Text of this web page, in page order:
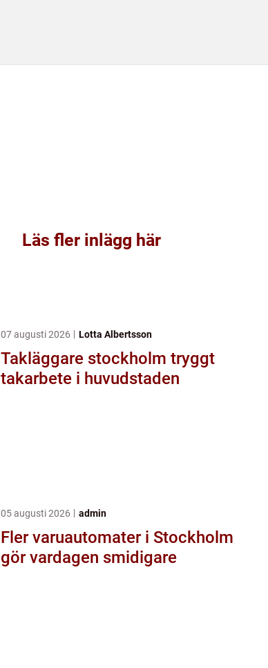
Läs fler inlägg här
07 augusti 2026 Lotta Albertsson
Takläggare stockholm tryggt
takarbete i huvudstaden
05 augusti 2026 admin
Fler varuautomater i Stockholm
gör vardagen smidigare